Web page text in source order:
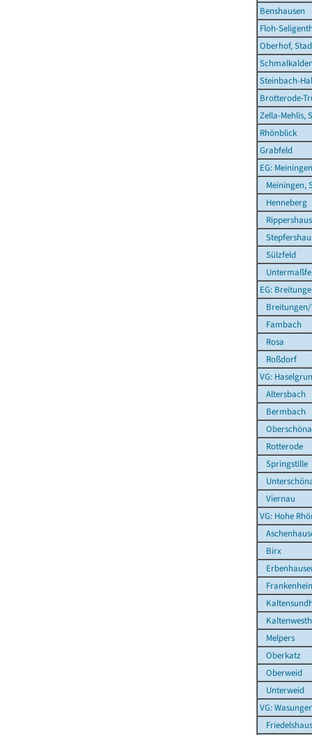
Benshausen
Floh-
Oberhof,
Steinbach-
Brotterode-
Zella-Mehlis,
Rhönblick
Grabfeld
EG:
Meiningen,
Henneberg
Sülzfeld
EG:
Fambach
Rosa
Roßdorf
VG:
Altersbach
Bermbach
Rotterode
Springstille
Viernau
VG: Hohe
Birx
Melpers
Oberkatz
Oberweid
Unterweid
VG: